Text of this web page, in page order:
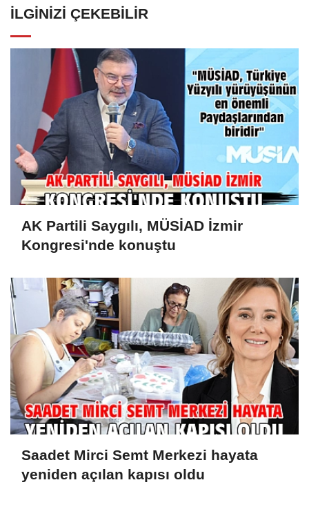
İLGINIZI ÇEKEBILIR
AK Partili Saygılı, MÜSİAD İzmir
Kongresi'nde konuştu
Saadet Mirci Semt Merkezi hayata
yeniden açılan kapısı oldu